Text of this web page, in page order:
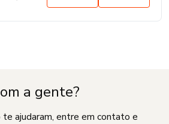
a gente?
ajudaram, entre em contato e